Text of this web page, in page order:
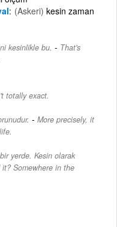
(Askeri) kesin zaman
kesinlikle bu. - That's
totally exact.
- More precisely, it
yerde. Kesin olarak
Somewhere in the